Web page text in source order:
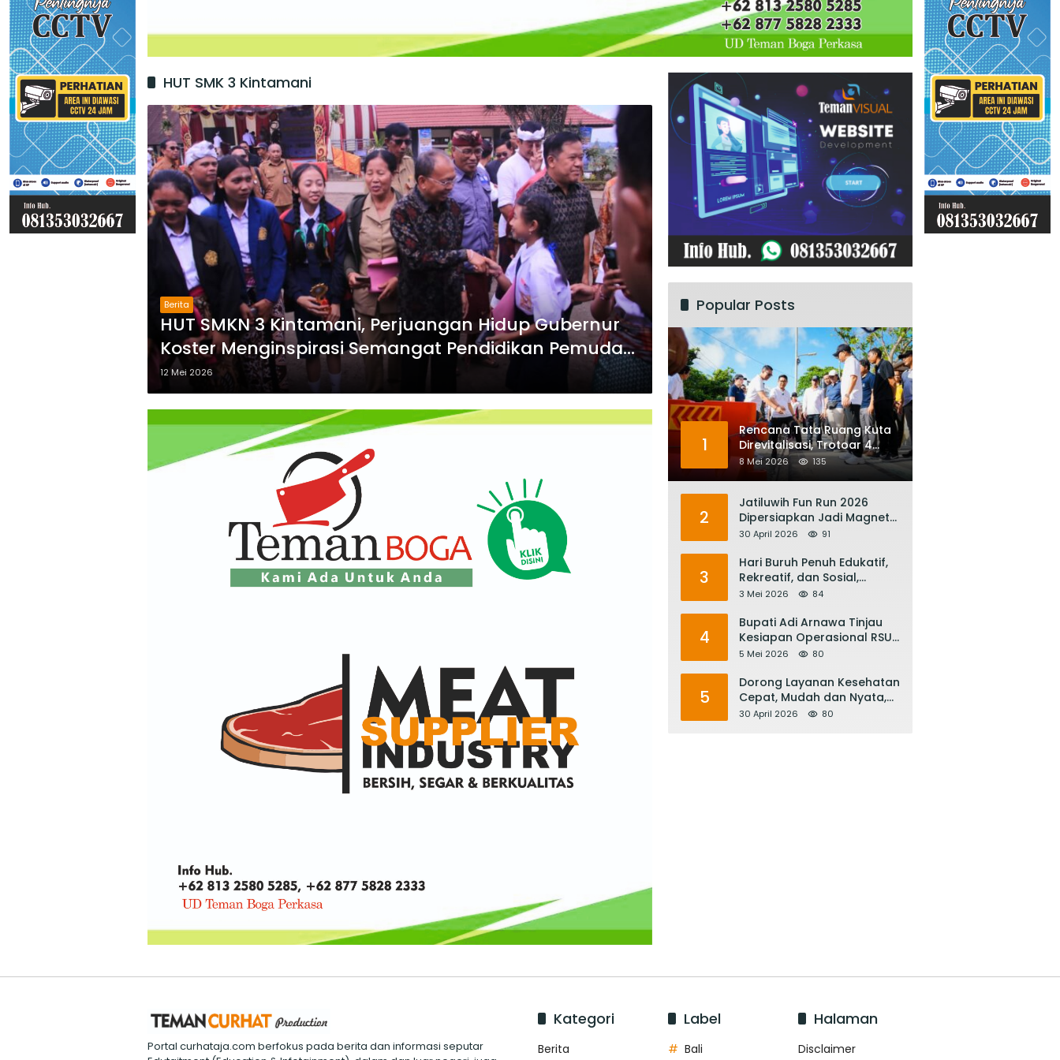
HUT SMK 3 Kintamani
Berita
HUT SMKN 3 Kintamani, Perjuangan Hidup Gubernur
Koster Menginspirasi Semangat Pendidikan Pemuda
Bali
12 Mei 2026
Popular Posts
1
Rencana Tata Ruang Kuta
Direvitalisasi, Trotoar 4
Meter dan Integrasi
Transportasi Listrik
8 Mei 2026 135
2
Jatiluwih Fun Run 2026
Dipersiapkan Jadi Magnet
Pariwisata Internasional,
Pariwisata Bali
30 April 2026 91
3
Hari Buruh Penuh Edukatif,
Rekreatif, dan Sosial,
Gubernur Koster: Matur
Mesin Ekonomi Bali
3 Mei 2026 84
4
Bupati Adi Arnawa Tinjau
Kesiapan Operasional RSUD
Giri Asih, Harapkan Jadi RS
5 Mei 2026 80
5
Dorong Layanan Kesehatan
Cepat, Mudah dan Nyata,
Bupati Adi Arnawa Evaluasi
30 April 2026 80
Portal curhataja.com berfokus pada berita dan informasi seputar
Kategori
Berita
Label
Bali
Halaman
Disclaimer